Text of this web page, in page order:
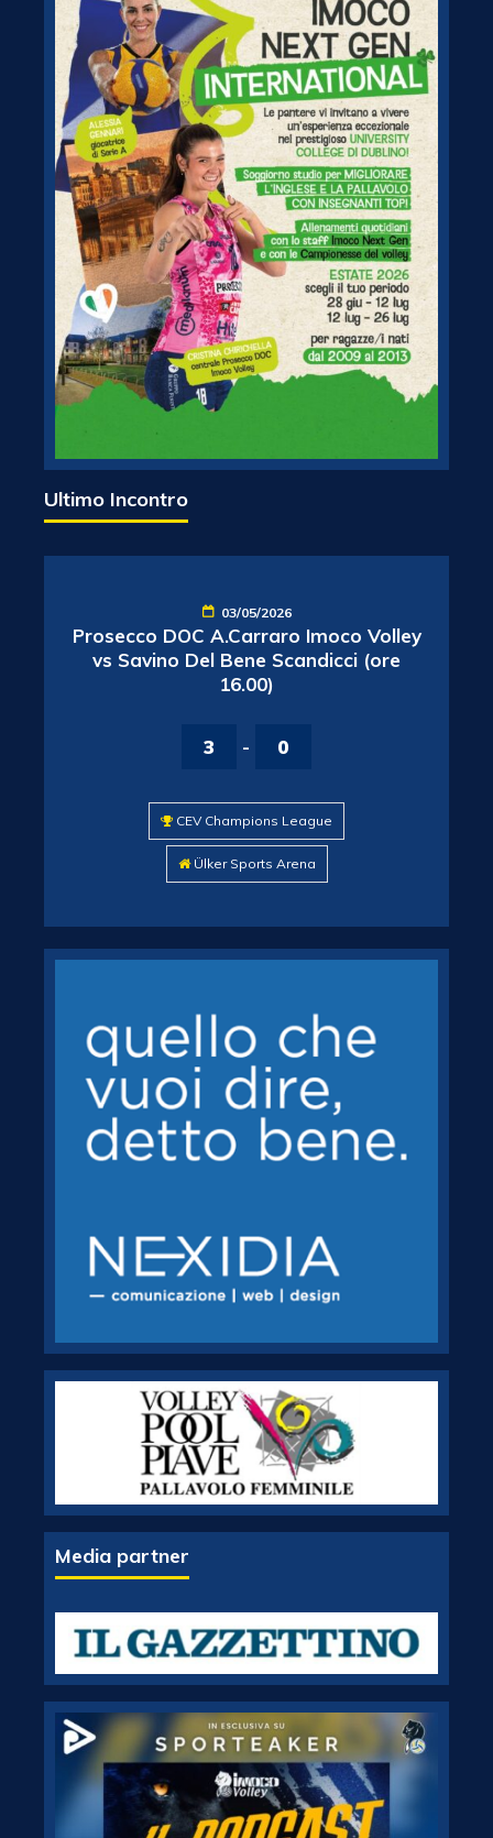
Ultimo Incontro
03/05/2026
Prosecco DOC A.Carraro Imoco Volley
vs Savino Del Bene Scandicci (ore
16.00)
3 - 0
CEV Champions League
Ülker Sports Arena
Media partner